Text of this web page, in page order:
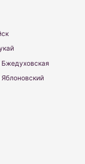
Бжедуховская